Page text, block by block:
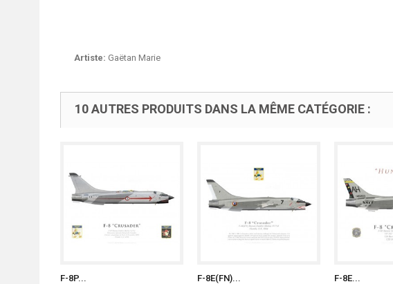
Artiste: Gaëtan Marie
10 AUTRES PRODUITS DANS LA MÊME CATÉGORIE :
F-8P... F-8E(FN)... F-8E...